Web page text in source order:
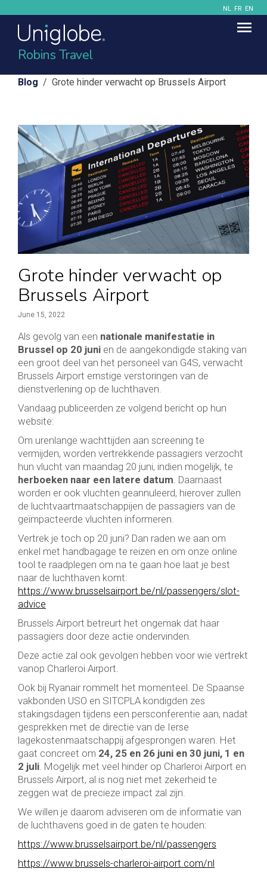
NL FR EN
Robins Travel
Blog / Grote hinder verwacht op Brussels Airport
Grote hinder verwacht op
Brussels Airport
June 15, 2022
Als gevolg van een nationale manifestatie in
Brussel op 20 juni en de aangekondigde staking van
een groot deel van het personeel van G4S, verwacht
Brussels Airport ernstige verstoringen van de
dienstverlening op de luchthaven.
Vandaag publiceerden ze volgend bericht op hun
website:
Om urenlange wachttijden aan screening te
vermijden, worden vertrekkende passagiers verzocht
hun vlucht van maandag 20 juni, indien mogelijk, te
herboeken naar een latere datum . Daarnaast
worden er ook vluchten geannuleerd, hierover zullen
de luchtvaartmaatschappijen de passagiers van de
geïmpacteerde vluchten informeren.
Vertrek je toch op 20 juni? Dan raden we aan om
enkel met handbagage te reizen en om onze online
tool te raadplegen om na te gaan hoe laat je best
naar de luchthaven komt:
https://www.brusselsairport.be/nl/passengers/slot-
advice
Brussels Airport betreurt het ongemak dat haar
passagiers door deze actie ondervinden.
Deze actie zal ook gevolgen hebben voor wie vertrekt
vanop Charleroi Airport.
Ook bij Ryanair rommelt het momenteel. De Spaanse
vakbonden USO en SITCPLA kondigden zes
stakingsdagen tijdens een persconferentie aan, nadat
gesprekken met de directie van de Ierse
lagekostenmaatschappij afgesprongen waren. Het
gaat concreet om 24, 25 en 26 juni en 30 juni, 1 en
2 juli . Mogelijk met veel hinder op Charleroi Airport en
Brussels Airport, al is nog niet met zekerheid te
zeggen wat de precieze impact zal zijn.
We willen je daarom adviseren om de informatie van
de luchthavens goed in de gaten te houden:
https://www.brusselsairport.be/nl/passengers
https://www.brussels-charleroi-airport.com/nl